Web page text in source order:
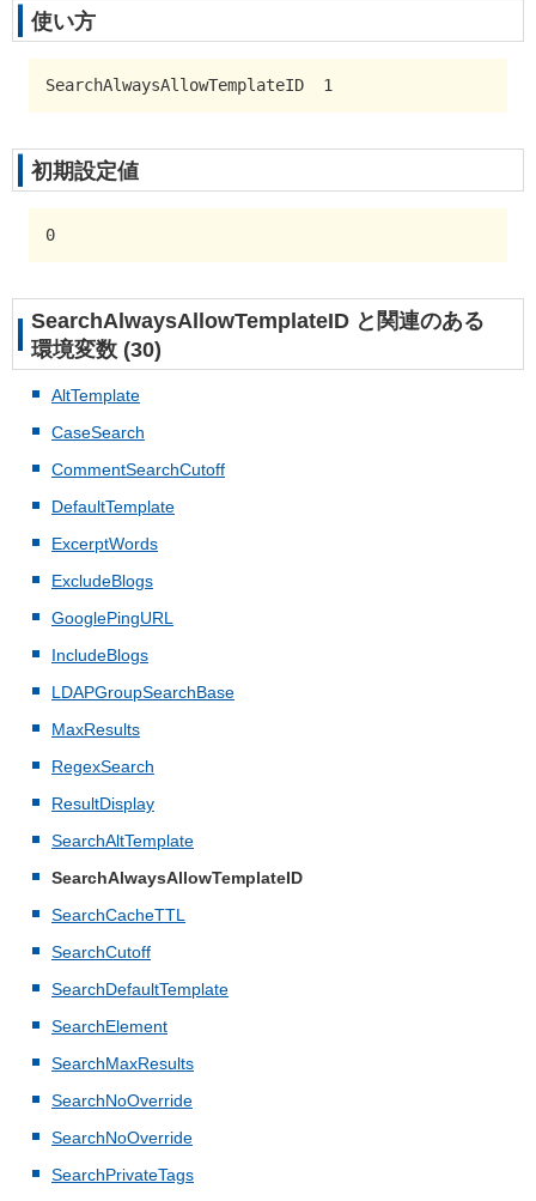
使い方
SearchAlwaysAllowTemplateID  1
初期設定値
0
SearchAlwaysAllowTemplateID と関連のある
環境変数 (30)
AltTemplate
CaseSearch
CommentSearchCutoff
DefaultTemplate
ExcerptWords
ExcludeBlogs
GooglePingURL
IncludeBlogs
LDAPGroupSearchBase
MaxResults
RegexSearch
ResultDisplay
SearchAltTemplate
SearchAlwaysAllowTemplateID
SearchCacheTTL
SearchCutoff
SearchDefaultTemplate
SearchElement
SearchMaxResults
SearchNoOverride
SearchNoOverride
SearchPrivateTags